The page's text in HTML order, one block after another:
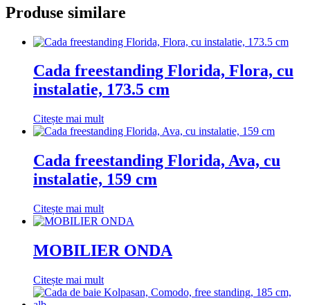
Produse similare
Cada freestanding Florida, Flora, cu
instalatie, 173.5 cm
Citește mai mult
Cada freestanding Florida, Ava, cu
instalatie, 159 cm
Citește mai mult
MOBILIER ONDA
Citește mai mult